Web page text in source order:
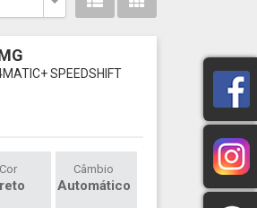
Toggle Dropdown
SPEEDSHIFT
Cor Câmbio
Automático